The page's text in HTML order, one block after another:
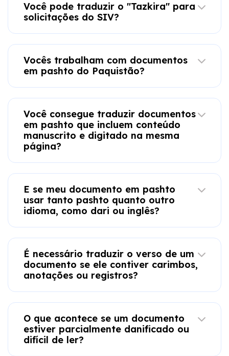
Você pode traduzir o "Tazkira" para
solicitações do SIV?
Vocês trabalham com documentos
em pashto do Paquistão?
Você consegue traduzir documentos
em pashto que incluem conteúdo
manuscrito e digitado na mesma
página?
E se meu documento em pashto
usar tanto pashto quanto outro
idioma, como dari ou inglês?
É necessário traduzir o verso de um
documento se ele contiver carimbos,
anotações ou registros?
O que acontece se um documento
estiver parcialmente danificado ou
difícil de ler?